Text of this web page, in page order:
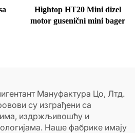
Hightop HT20 Mini dizel
motor gusenični mini bager
Мануфактура Цо, Лтд.
су изграђени са
издржљивошћу и
Наше фабрике имају